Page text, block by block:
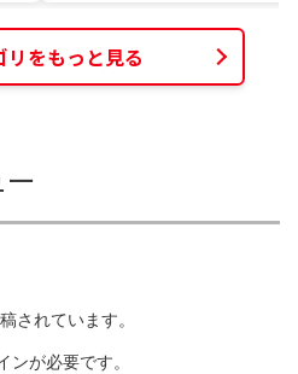
リをもっと見る
されています。
ンが必要です。